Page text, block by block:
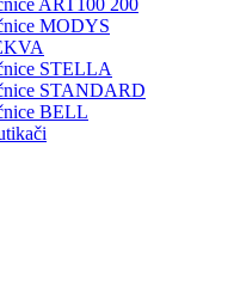
ART100 200
MODYS
STELLA
STANDARD
BELL